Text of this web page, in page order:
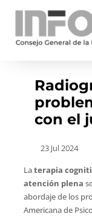
con el
23 Jul 2024
Laterapia
atención plena
abordaje de los
Americana de